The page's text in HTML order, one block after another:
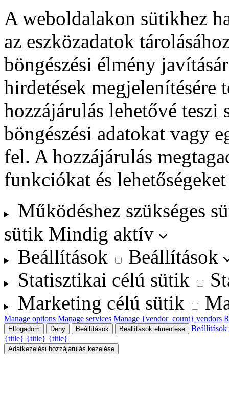
A weboldalakon sütikhez
az eszközadatok
böngészési élmény
hirdetések megjelenítésére
hozzájárulás lehetővé
böngészési adatokat vagy
fel. A hozzájárulás
funkciókat és
Működéshez szükséges
sütik Mindig aktív
Beállítások
Beállítások
Statisztikai célú sütik
Marketing célú sütik
Manage options Manage services Manage {vendor_count} vendors
Elfogadom Deny Beállítások Beállítások elmentése
Beállítások
{title} {title} {title}
Adatkezelési hozzájárulás kezelése